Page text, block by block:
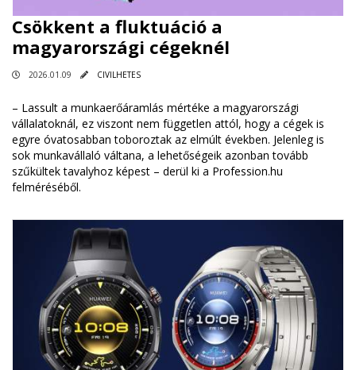
Csökkent a fluktuáció a
magyarországi cégeknél
2026.01.09 CIVILHETES
– Lassult a munkaerőáramlás mértéke a magyarországi
vállalatoknál, ez viszont nem független attól, hogy a cégek is
egyre óvatosabban toboroztak az elmúlt években. Jelenleg is
sok munkavállaló váltana, a lehetőségeik azonban tovább
szűkültek tavalyhoz képest – derül ki a Profession.hu
felméréséből.